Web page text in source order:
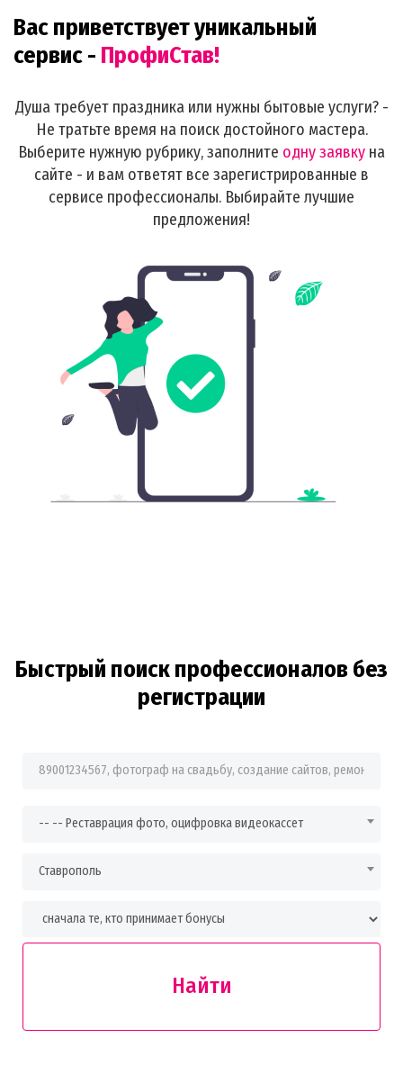
Вас приветствует уникальный
сервис - ПрофиСтав!
Душа требует праздника или нужны бытовые услуги? -
Не тратьте время на поиск достойного мастера.
Выберите нужную рубрику, заполните одну заявку на
сайте - и вам ответят все зарегистрированные в
сервисе профессионалы. Выбирайте лучшие
предложения!
Быстрый поиск профессионалов без
регистрации
Фраза для поиска
-- -- Реставрация фото, оцифровка видеокассет
Ставрополь
Найти